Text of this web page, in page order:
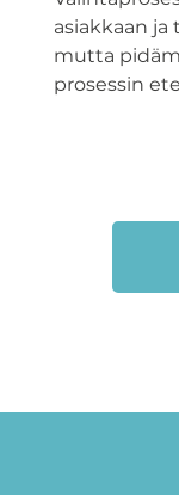
asiakkaan
mutta
prosessin